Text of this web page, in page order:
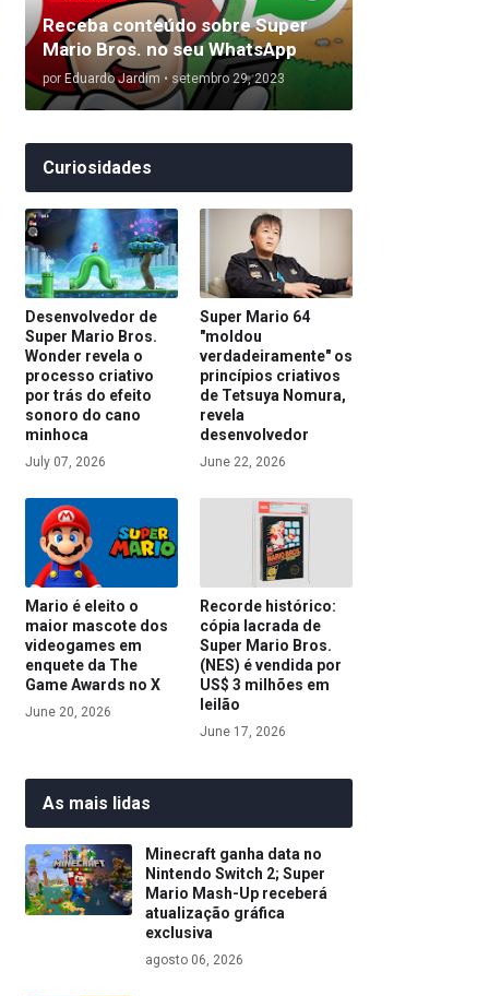
Receba conteúdo sobre Super
Mario Bros. no seu WhatsApp
por Eduardo Jardim • setembro 29, 2023
Curiosidades
Desenvolvedor de
Super Mario Bros.
Wonder revela o
processo criativo
por trás do efeito
sonoro do cano
minhoca
July 07, 2026
Super Mario 64
"moldou
verdadeiramente" os
princípios criativos
de Tetsuya Nomura,
revela
desenvolvedor
June 22, 2026
Mario é eleito o
maior mascote dos
videogames em
enquete da The
Game Awards no X
June 20, 2026
Recorde histórico:
cópia lacrada de
Super Mario Bros.
(NES) é vendida por
US$ 3 milhões em
leilão
June 17, 2026
As mais lidas
Minecraft ganha data no
Nintendo Switch 2; Super
Mario Mash-Up receberá
atualização gráfica
exclusiva
agosto 06, 2026